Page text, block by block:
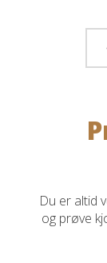
Du er altid
og prøve